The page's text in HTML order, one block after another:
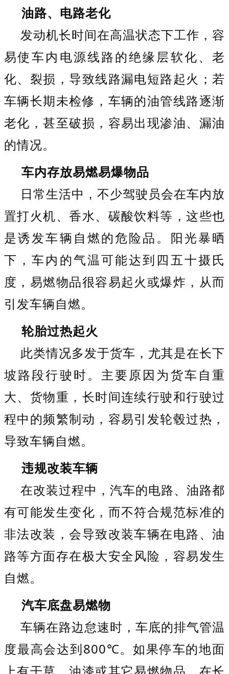
油路、电路老化
发动机长时间在高温状态下工作，容
易使车内电源线路的绝缘层软化、老
化、裂损，导致线路漏电短路起火；若
车辆长期未检修，车辆的油管线路逐渐
老化，甚至破损，容易出现渗油、漏油
的情况。
车内存放易燃易爆物品
日常生活中，不少驾驶员会在车内放
置打火机、香水、碳酸饮料等，这些也
是诱发车辆自燃的危险品。阳光暴晒
下，车内的气温可能达到四五十摄氏
度，易燃物品很容易起火或爆炸，从而
引发车辆自燃。
轮胎过热起火
此类情况多发于货车，尤其是在长下
坡路段行驶时。主要原因为货车自重
大、货物重，长时间连续行驶和行驶过
程中的频繁制动，容易引发轮毂过热，
导致车辆自燃。
违规改装车辆
在改装过程中，汽车的电路、油路都
有可能发生变化，而不符合规范标准的
非法改装，会导致改装车辆在电路、油
路等方面存在极大安全风险，容易发生
自燃。
汽车底盘易燃物
车辆在路边怠速时，车底的排气管温
度最高会达到800℃。如果停车的地面
上有干草、油漆或其它易燃物品，在长